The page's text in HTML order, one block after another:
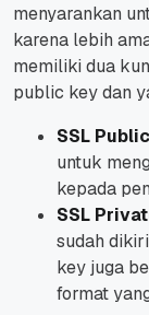
menyarankan
karena lebih
memiliki dua
public key dan
SSL
untuk
kepada
SSL
sudah
key juga
format